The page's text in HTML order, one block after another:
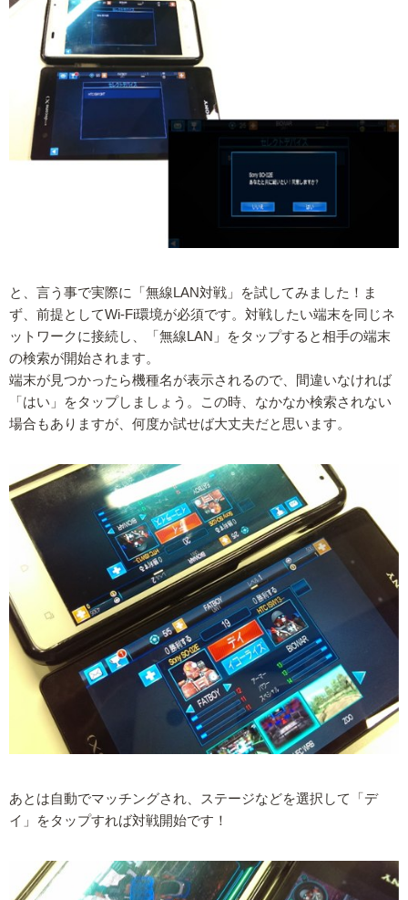
と、言う事で実際に「無線LAN対戦」を試してみました！ま
ず、前提としてWi-Fi環境が必須です。対戦したい端末を同じネ
ットワークに接続し、「無線LAN」をタップすると相手の端末
の検索が開始されます。
端末が見つかったら機種名が表示されるので、間違いなければ
「はい」をタップしましょう。この時、なかなか検索されない
場合もありますが、何度か試せば大丈夫だと思います。
あとは自動でマッチングされ、ステージなどを選択して「デ
イ」をタップすれば対戦開始です！